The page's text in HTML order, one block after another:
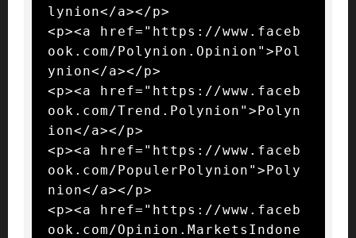
lynion</a></p>
<p><a href="https://www.faceb
ook.com/Polynion.Opinion">Pol
ynion</a></p>
<p><a href="https://www.faceb
ook.com/Trend.Polynion">Polyn
ion</a></p>
<p><a href="https://www.faceb
ook.com/PopulerPolynion">Poly
nion</a></p>
<p><a href="https://www.faceb
ook.com/Opinion.MarketsIndone